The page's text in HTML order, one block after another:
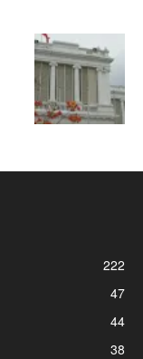
222
47
44
38